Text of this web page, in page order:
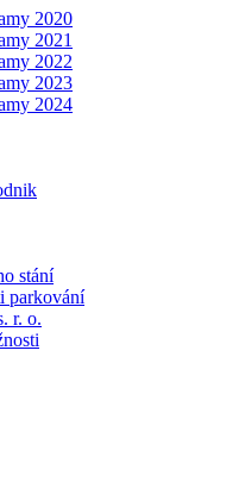
2020
2021
2022
2023
2024
stání
parkování
r. o.